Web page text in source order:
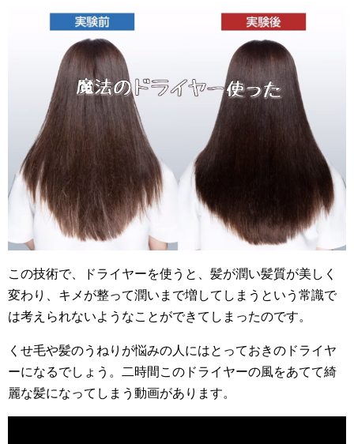
この技術で、ドライヤーを使うと、髪が潤い髪質が美しく
変わり、キメが整って潤いまで増してしまうという常識で
は考えられないようなことができてしまったのです。
くせ毛や髪のうねりが悩みの人にはとっておきのドライヤ
ーになるでしょう。二時間このドライヤーの風をあてて綺
麗な髪になってしまう動画があります。